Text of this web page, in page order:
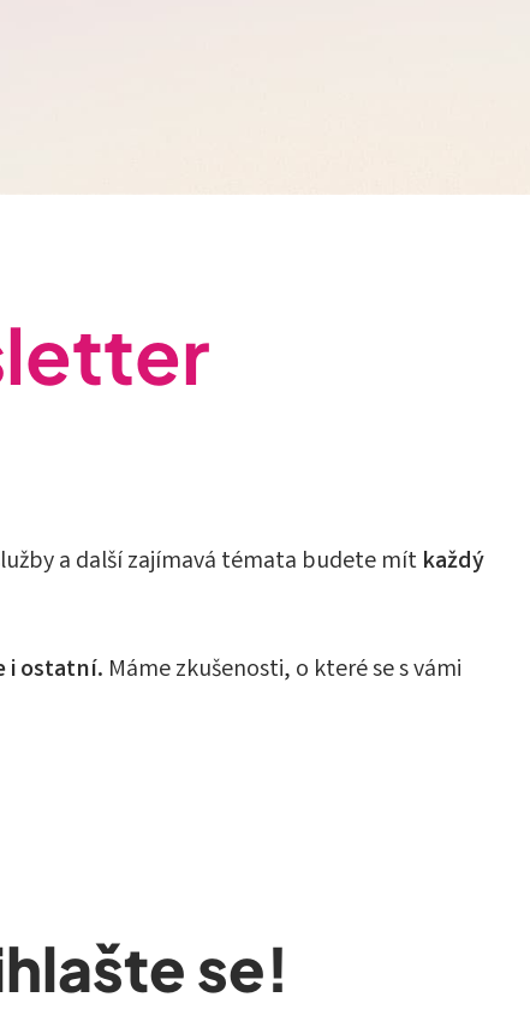
a další zajímavá témata budete mít každý
i ostatní. Máme zkušenosti, o které se s vámi
se!